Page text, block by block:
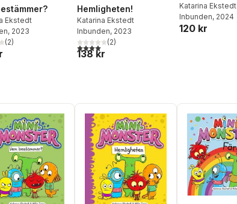
Ekstedt
, 2023
5 stjärnor. Totalt antal röster:
(2)
Hemligheten!
Katarina Ekstedt
Inbunden, 2023
4,0utav 5 stjärnor. Totalt antal röster:
(2)
138 kr
Katarina Ekstedt
Inbunden, 2024
120 kr